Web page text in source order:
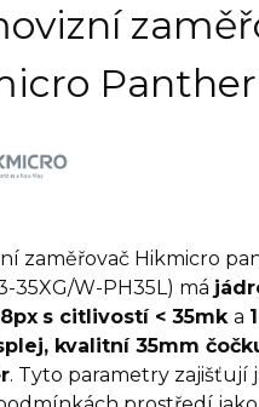
zaměřovač Hikmicro
35XG/W-PH35L) má
s citlivostí < 35mk a
kvalitní 35mm
. Tyto parametry zajišťují